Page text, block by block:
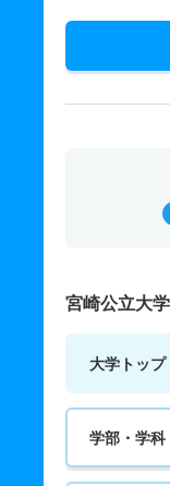
宮崎公立大
大学トップ
学部・学科